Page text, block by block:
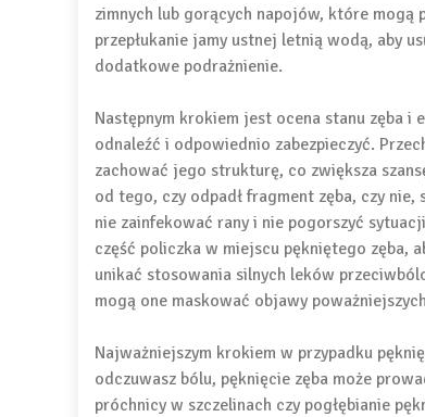
zimnych lub gorących napojów, które mogą
przepłukanie jamy ustnej letnią wodą, aby
dodatkowe podrażnienie.
Następnym krokiem jest ocena stanu zęba i
odnaleźć i odpowiednio zabezpieczyć.
zachować jego strukturę, co zwiększa
od tego, czy odpadł fragment zęba, czy
nie zainfekować rany i nie pogorszyć
część policzka w miejscu pękniętego zęba,
unikać stosowania silnych leków
mogą one maskować objawy
Najważniejszym krokiem w przypadku
odczuwasz bólu, pęknięcie zęba może
próchnicy w szczelinach czy pogłębianie